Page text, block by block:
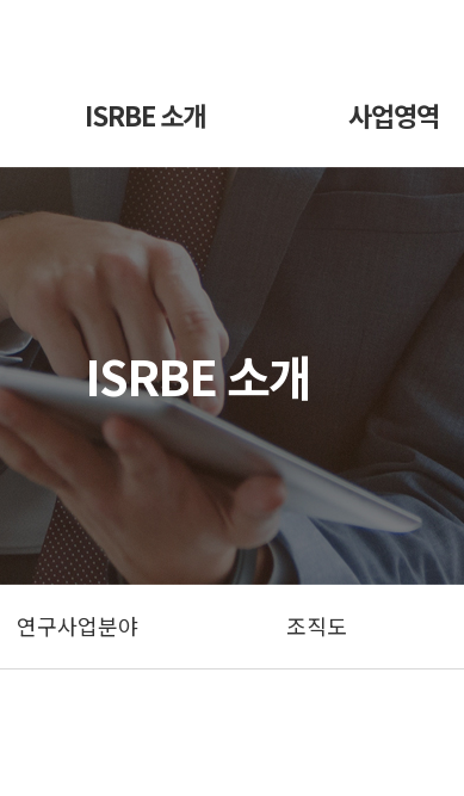
ISRBE 소개 사업영역
ISRBE 소개
연구사업분야 조직도